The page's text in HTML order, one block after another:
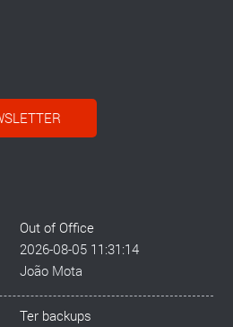
Out of Office
2026-08-05 11:31:14
João Mota
Ter backups